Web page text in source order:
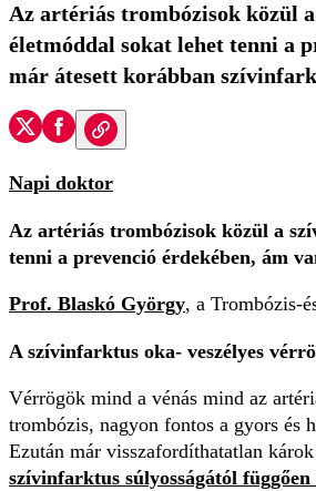
Az artériás trombózisok közül
életmóddal sokat lehet tenni a
már átesett korábban
Napi doktor
Az artériás trombózisok közül a
tenni a prevenció érdekében, ám
Prof. Blaskó György, a Trombózis-
A szívinfarktus oka- veszélyes
Vérrögök mind a vénás mind az
trombózis, nagyon fontos a gyors és
Ezután már visszafordíthatatlan
szívinfarktus súlyosságától